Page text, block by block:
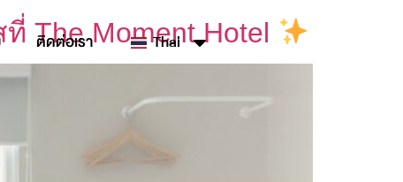
ติดต่อเรา Thai
The Moment Hotel